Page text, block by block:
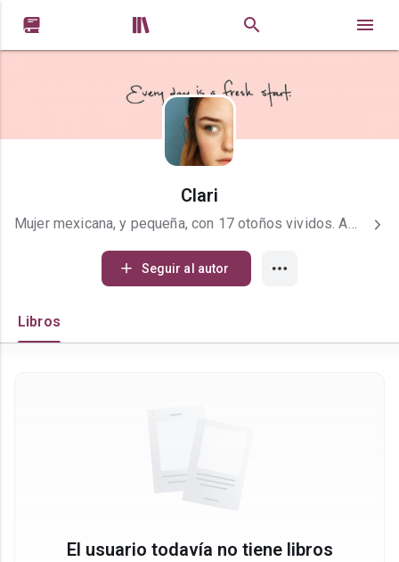
 
Clari
Mujer mexicana, y pequeña, con 17 otoños vividos. Amante de los girasoles, margaritas, lirios, gerberas, la lavanda y cactús. Estudio un bachillerato basado en Software/Programación. Desarrollo una curiosa relación de amor y odio con la misma, pues como se puede esperar se requiere una paciencia infinita, y yo me frustro demasiado rápido. Pero aunque desespera y tenga más ojeras que ilusiones –lo sé, es deprimente–, no cambiaría progra por nada. Me considero a mi misma como una persona que puede llegar a ser tan malditamente agría como dulce, todo dependerá de quien me rodea. Hablo de forma muy tosca, y abuso mucho de las groserías, pero no me gusta escribirlas, siento que arruinan cualquier tipo de escrito. Así que en pocas palabras me gusta escribir con delicadeza, y hablar con brusquedad. Mi humor consiste mucho en el sarcasmo, y alguna que otra broma de doble sentido. No me considero una persona enormemente humorística, pero me encanta saber que logré sacarle una sonrisa a alguien. Escuchar música me hace sentir enormemente viva, si no lo hago, me siento hueca. Me gusta principalmente el rock pop, y la música indie o alternativa, aunque las baladas, y las trovas se llevan gran parte de mi corazón. Estoy obsesionada con 5 Seconds of Summer desde hace ya tres años, y la verdad es que nadie tiene idea de lo muchísimo que amo a esos chicos, son mi safety pin. Leo mucho romance, pero me encanta la fantasía, el suspenso, el humor y la ciencia ficción. Lo mismo sucede con las películas, es más; puedes encontrarme un día derrochando miel porque vi Orgullo y prejuicio , y al día siguiente estaría llorando de impotencia y rabia por Inquebrantable , pero después estaría viendo alguna serie como The Big Bang Theory. Si, así de contradictoria puedo llegar a ser conmigo misma. Realmente ya no tengo más que decir sobre mi misma, bueno realmente no se me ocurre alguna otra cosa que agregar. Así que esto es todo, ¡adiós! No puedes vivir atada a los susurros de los demás, a las suposiciones o acusaciones que te ponen, no puedes. Sí quieres algo, levántate, búscalo y consíguelo
Seguir al autor
Libros
El usuario todavía no tiene libros